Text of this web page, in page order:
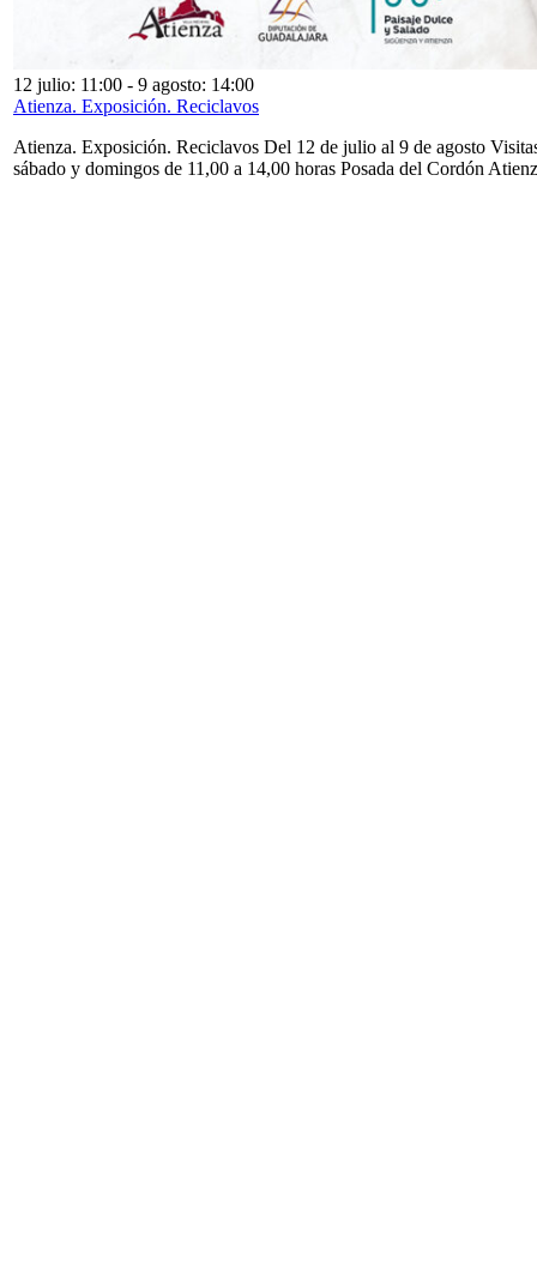
12 julio: 11:00 - 9 agosto: 14:00
Atienza. Exposición. Reciclavos
Atienza. Exposición. Reciclavos Del 12 de julio al 9 de agosto
sábado y domingos de 11,00 a 14,00 horas Posada del Cordón